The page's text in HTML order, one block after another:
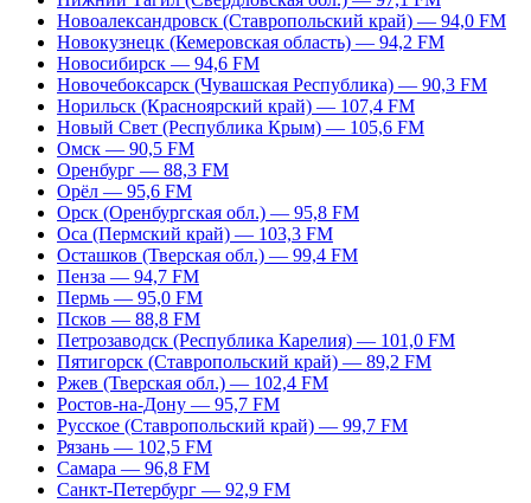
Новоалександровск (Ставропольский край) — 94,0 FM
Новокузнецк (Кемеровская область) — 94,2 FM
Новосибирск — 94,6 FM
Новочебоксарск (Чувашская Республика) — 90,3 FM
Норильск (Красноярский край) — 107,4 FM
Новый Свет (Республика Крым) — 105,6 FM
Омск — 90,5 FM
Оренбург — 88,3 FM
Орёл — 95,6 FM
Орск (Оренбургская обл.) — 95,8 FM
Оса (Пермский край) — 103,3 FM
Осташков (Тверская обл.) — 99,4 FM
Пенза — 94,7 FM
Пермь — 95,0 FM
Псков — 88,8 FM
Петрозаводск (Республика Карелия) — 101,0 FM
Пятигорск (Ставропольский край) — 89,2 FM
Ржев (Тверская обл.) — 102,4 FM
Ростов-на-Дону — 95,7 FM
Русское (Ставропольский край) — 99,7 FM
Рязань — 102,5 FM
Самара — 96,8 FM
Санкт-Петербург — 92,9 FM